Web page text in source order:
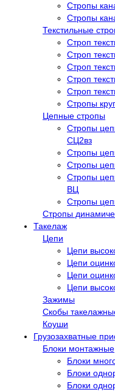
Стропы
Стропы
Текстильные
Строп
Строп
Строп
Строп
Строп
Стропы
Цепные стропы
Стропы
СЦ2вз
Стропы
Стропы
Стропы
ВЦ
Стропы
Стропы
Такелаж
Цепи
Цепи
Цепи
Цепи
Цепи
Зажимы
Скобы
Коуши
Грузозахватные
Блоки монтажные
Блоки
Блоки
Блоки